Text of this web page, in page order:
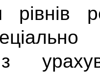
рівнів